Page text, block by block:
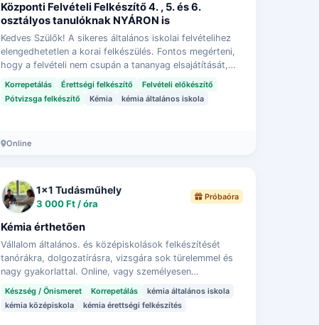
Központi Felvételi Felkészítő 4. , 5. és 6.
osztályos tanulóknak NYÁRON is
Kedves Szülők! A sikeres általános iskolai felvételihez
elengedhetetlen a korai felkészülés. Fontos megérteni,
hogy a felvételi nem csupán a tananyag elsajátítását,
hanem a különböző kompetenciákat i…
Korrepetálás Érettségi felkészítő
Felvételi előkészítő
Pótvizsga felkészítő
Kémia kémia általános iskola
Online
1x1 Tudásműhely
3 000 Ft / óra
Próbaóra
Kémia érthetően
Vállalom általános. és középiskolások felkészítését
tanórákra, dolgozatírásra, vizsgára sok türelemmel és
nagy gyakorlattal. Online, vagy személyesen
Debrecenben.
Készség / Önismeret Korrepetálás
kémia általános iskola
kémia középiskola
kémia érettségi felkészítés